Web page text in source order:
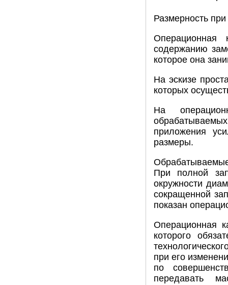
Размерность
Операционная
содержанию
которое она
На эскизе
которых
На
приложения
размеры.
При полной
окружности
сокращенной
показан
Операционная
которого
при его
по
передавать